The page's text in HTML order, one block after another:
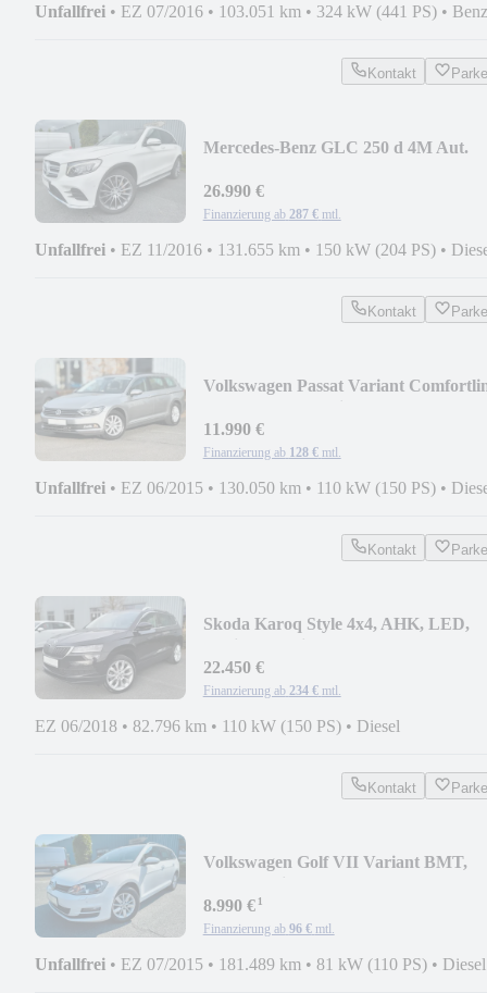
Unfallfrei • EZ 07/2016 • 103.051 km • 324 kW (441 PS) •
Kontakt
Mercedes-Benz GLC 250 d 4M Aut.
26.990 €
Finanzierung ab 287 € mtl.
Unfallfrei • EZ 11/2016 • 131.655 km • 150 kW (204 PS) •
Kontakt
Volkswagen Passat Variant
11.990 €
Finanzierung ab 128 € mtl.
Unfallfrei • EZ 06/2015 • 130.050 km • 110 kW (150 PS) •
Kontakt
Skoda Karoq Style 4x4, AHK, LED,
22.450 €
Finanzierung ab 234 € mtl.
EZ 06/2018 • 82.796 km • 110 kW (150 PS) • Diesel
Kontakt
Volkswagen Golf VII Variant BMT,
8.990 €¹
Finanzierung ab 96 € mtl.
Unfallfrei • EZ 07/2015 • 181.489 km • 81 kW (110 PS) • Diesel